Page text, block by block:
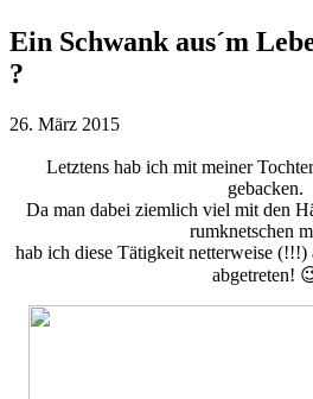
Ein Schwank aus´m
?
26. März 2015
Letztens hab ich mit meiner
gebacken.
Da man dabei ziemlich viel mit den
rumknetschen
hab ich diese Tätigkeit netterweise (!!!)
abgetreten!